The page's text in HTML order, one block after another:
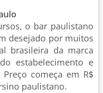
o bar paulistano
desejado por muitos
brasileira da marca
estabelecimento e
começa em R$
paulistano.